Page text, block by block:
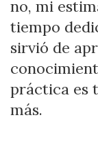
no, mi
tiempo
sirvió de
práctica es
más.